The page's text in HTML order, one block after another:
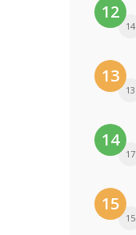
12
14
13
13
14
17
15
15